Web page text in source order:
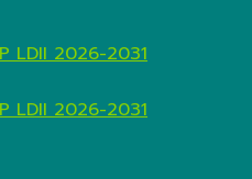
LDII 2026-2031
LDII 2026-2031